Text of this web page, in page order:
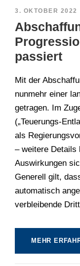
3. OKTOBER 2022
passiert
Mit der
nunmehr einer
getragen. Im
(„Teuerungs-
als
– weitere Details
Auswirkungen
Generell gilt,
automatisch
verbleibende
MEHR